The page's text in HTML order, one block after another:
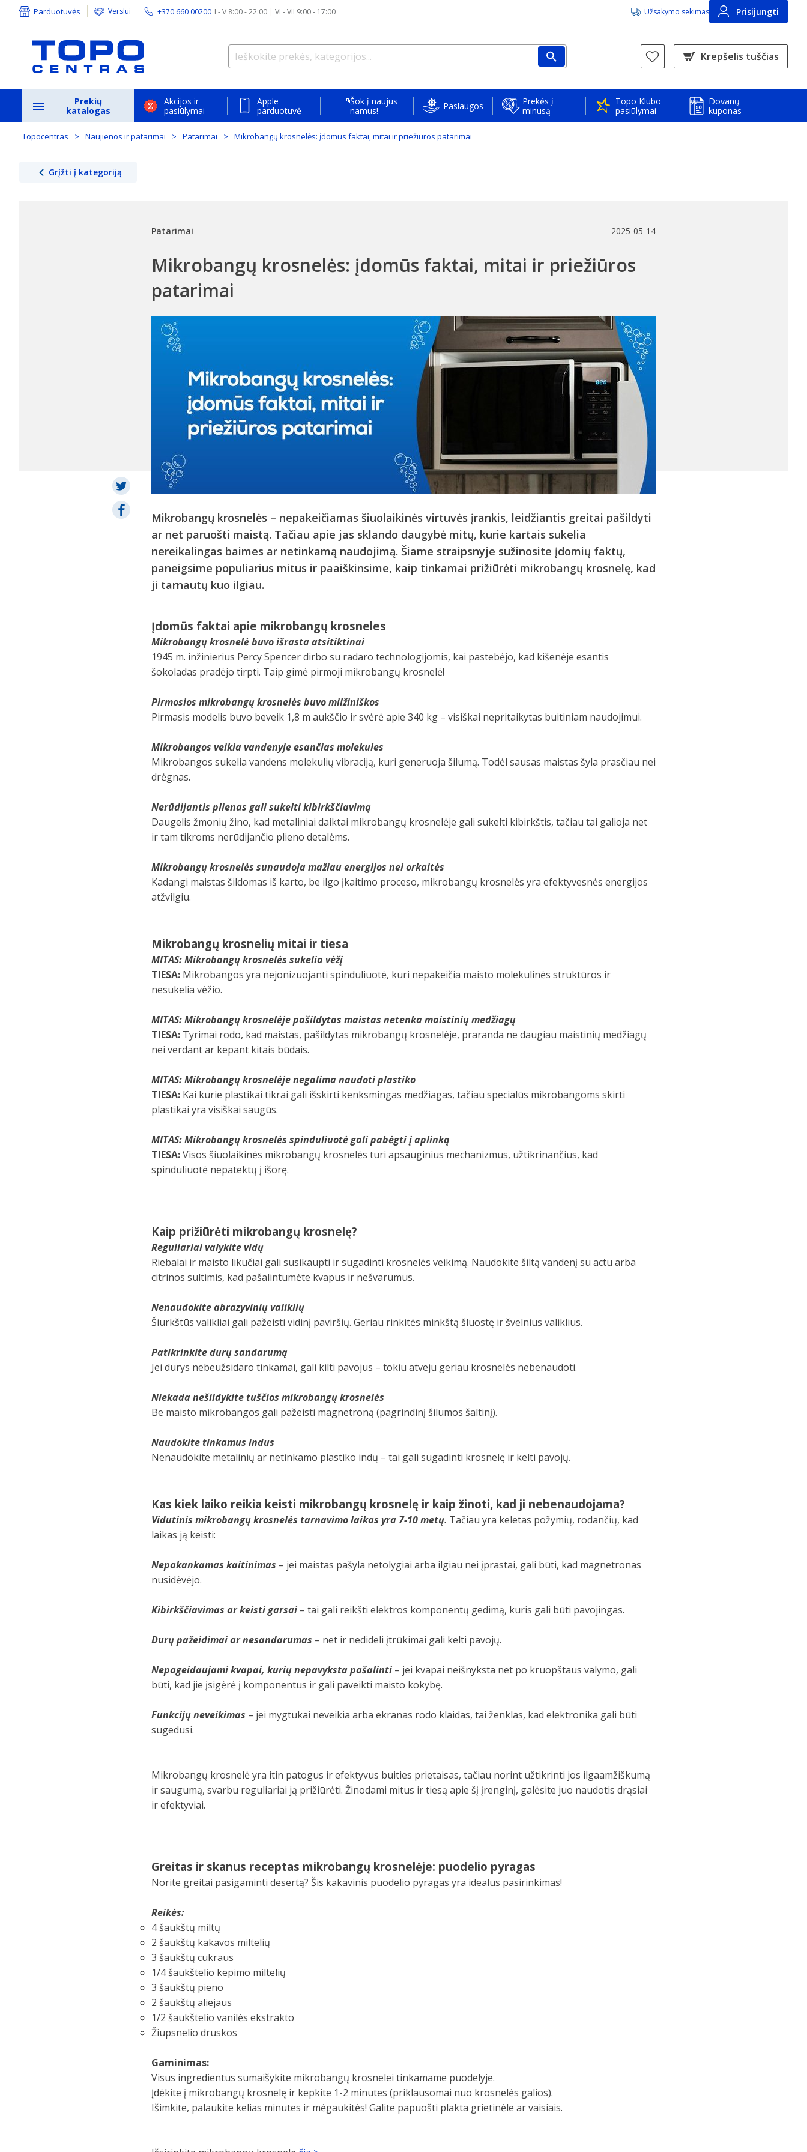
Parduotuvės Verslui +370 660 00200 I - V 8:00 - 22:00 | VI - VII 9:00 - 17:00 Užsakymo sekimas Prisijungti
Krepšelis tuščias
Prekių
katalogas
Akcijos ir
pasiūlymai
Apple
parduotuvė
Šok į naujus
namus!
Paslaugos
Prekės į
minusą
Topo Klubo
pasiūlymai
Dovanų
kuponas
Topocentras Naujienos ir patarimai Patarimai Mikrobangų krosnelės: įdomūs faktai, mitai ir priežiūros patarimai
Grįžti į kategoriją
Patarimai 2025-05-14
Mikrobangų krosnelės: įdomūs faktai, mitai ir priežiūros
patarimai
Mikrobangų krosnelės – nepakeičiamas šiuolaikinės virtuvės įrankis, leidžiantis greitai pašildyti
ar net paruošti maistą. Tačiau apie jas sklando daugybė mitų, kurie kartais sukelia
nereikalingas baimes ar netinkamą naudojimą. Šiame straipsnyje sužinosite įdomių faktų,
paneigsime populiarius mitus ir paaiškinsime, kaip tinkamai prižiūrėti mikrobangų krosnelę, kad
ji tarnautų kuo ilgiau.
Įdomūs faktai apie mikrobangų krosneles
Mikrobangų krosnelė buvo išrasta atsitiktinai
1945 m. inžinierius Percy Spencer dirbo su radaro technologijomis, kai pastebėjo, kad kišenėje esantis
šokoladas pradėjo tirpti. Taip gimė pirmoji mikrobangų krosnelė!
Pirmosios mikrobangų krosnelės buvo milžiniškos
Pirmasis modelis buvo beveik 1,8 m aukščio ir svėrė apie 340 kg – visiškai nepritaikytas buitiniam naudojimui.
Mikrobangos veikia vandenyje esančias molekules
Mikrobangos sukelia vandens molekulių vibraciją, kuri generuoja šilumą. Todėl sausas maistas šyla prasčiau nei
drėgnas.
Nerūdijantis plienas gali sukelti kibirkščiavimą
Daugelis žmonių žino, kad metaliniai daiktai mikrobangų krosnelėje gali sukelti kibirkštis, tačiau tai galioja net
ir tam tikroms nerūdijančio plieno detalėms.
Mikrobangų krosnelės sunaudoja mažiau energijos nei orkaitės
Kadangi maistas šildomas iš karto, be ilgo įkaitimo proceso, mikrobangų krosnelės yra efektyvesnės energijos
atžvilgiu.
Mikrobangų krosnelių mitai ir tiesa
MITAS: Mikrobangų krosnelės sukelia vėžį
TIESA: Mikrobangos yra nejonizuojanti spinduliuotė, kuri nepakeičia maisto molekulinės struktūros ir
nesukelia vėžio.
MITAS: Mikrobangų krosnelėje pašildytas maistas netenka maistinių medžiagų
TIESA: Tyrimai rodo, kad maistas, pašildytas mikrobangų krosnelėje, praranda ne daugiau maistinių medžiagų
nei verdant ar kepant kitais būdais.
MITAS: Mikrobangų krosnelėje negalima naudoti plastiko
TIESA: Kai kurie plastikai tikrai gali išskirti kenksmingas medžiagas, tačiau specialūs mikrobangoms skirti
plastikai yra visiškai saugūs.
MITAS: Mikrobangų krosnelės spinduliuotė gali pabėgti į aplinką
TIESA:Visos šiuolaikinės mikrobangų krosnelės turi apsauginius mechanizmus, užtikrinančius, kad
spinduliuotė nepatektų į išorę.
Kaip prižiūrėti mikrobangų krosnelę?
Reguliariai valykite vidų
Riebalai ir maisto likučiai gali susikaupti ir sugadinti krosnelės veikimą. Naudokite šiltą vandenį su actu arba
citrinos sultimis, kad pašalintumėte kvapus ir nešvarumus.
Nenaudokite abrazyvinių valiklių
Šiurkštūs valikliai gali pažeisti vidinį paviršių. Geriau rinkitės minkštą šluostę ir švelnius valiklius.
Patikrinkite durų sandarumą
Jei durys nebeužsidaro tinkamai, gali kilti pavojus – tokiu atveju geriau krosnelės nebenaudoti.
Niekada nešildykite tuščios mikrobangų krosnelės
Be maisto mikrobangos gali pažeisti magnetroną (pagrindinį šilumos šaltinį).
Naudokite tinkamus indus
Nenaudokite metalinių ar netinkamo plastiko indų – tai gali sugadinti krosnelę ir kelti pavojų.
Kas kiek laiko reikia keisti mikrobangų krosnelę ir kaip žinoti, kad ji nebenaudojama?
Vidutinis mikrobangų krosnelės tarnavimo laikas yra 7-10 metų. Tačiau yra keletas požymių, rodančių, kad
laikas ją keisti:
Nepakankamas kaitinimas – jei maistas pašyla netolygiai arba ilgiau nei įprastai, gali būti, kad magnetronas
nusidėvėjo.
Kibirkščiavimas ar keisti garsai – tai gali reikšti elektros komponentų gedimą, kuris gali būti pavojingas.
Durų pažeidimai ar nesandarumas – net ir nedideli įtrūkimai gali kelti pavojų.
Nepageidaujami kvapai, kurių nepavyksta pašalinti – jei kvapai neišnyksta net po kruopštaus valymo, gali
būti, kad jie įsigėrė į komponentus ir gali paveikti maisto kokybę.
Funkcijų neveikimas – jei mygtukai neveikia arba ekranas rodo klaidas, tai ženklas, kad elektronika gali būti
sugedusi.
Mikrobangų krosnelė yra itin patogus ir efektyvus buities prietaisas, tačiau norint užtikrinti jos ilgaamžiškumą
ir saugumą, svarbu reguliariai ją prižiūrėti. Žinodami mitus ir tiesą apie šį įrenginį, galėsite juo naudotis drąsiai
ir efektyviai.
Greitas ir skanus receptas mikrobangų krosnelėje: puodelio pyragas
Norite greitai pasigaminti desertą? Šis kakavinis puodelio pyragas yra idealus pasirinkimas!
Reikės:
4 šaukštų miltų
2 šaukštų kakavos miltelių
3 šaukštų cukraus
1/4 šaukštelio kepimo miltelių
3 šaukštų pieno
2 šaukštų aliejaus
1/2 šaukštelio vanilės ekstrakto
Žiupsnelio druskos
Gaminimas:
Visus ingredientus sumaišykite mikrobangų krosnelei tinkamame puodelyje.
Įdėkite į mikrobangų krosnelę ir kepkite 1-2 minutes (priklausomai nuo krosnelės galios).
Išimkite, palaukite kelias minutes ir mėgaukitės! Galite papuošti plakta grietinėle ar vaisiais.